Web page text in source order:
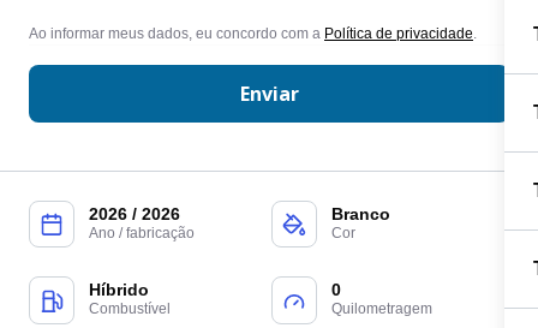
2026 / 2026
Ano / fabricação
Branco
Cor
Híbrido
Combustível
0
Quilometragem
Ao informar meus dados, eu concordo com a Política de privacidade
Enviar